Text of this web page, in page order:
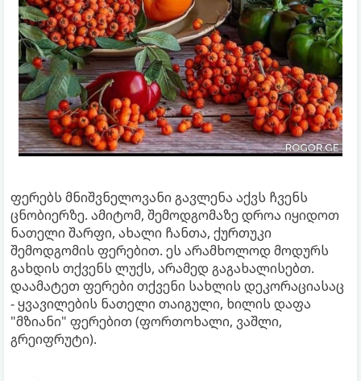
ფერებს მნიშვნელოვანი გავლენა აქვს ჩვენს
ცნობიერზე. ამიტომ, შემოდგომაზე დროა იყიდოთ
ნათელი შარფი, ახალი ჩანთა, ქურთუკი
შემოდგომის ფერებით. ეს არამხოლოდ მოდურს
გახდის თქვენს ლუქს, არამედ გაგახალისებთ.
დაამატეთ ფერები თქვენი სახლის დეკორაციასაც
- ყვავილების ნათელი თაიგული, ხილის დაფა
"მზიანი" ფერებით (ფორთოხალი, ვაშლი,
გრეიფრუტი).